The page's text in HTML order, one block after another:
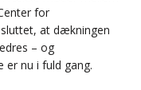
for
at dækningen
– og
nu i fuld gang.